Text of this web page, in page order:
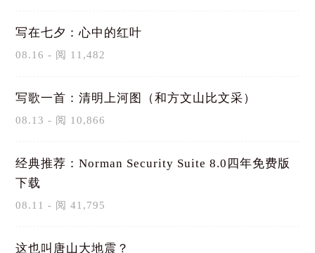
写在七夕：心中的红叶
08.16 - 阅 11,482
写歌一首：清明上河图（和方文山比文采）
08.13 - 阅 10,866
经典推荐：Norman Security Suite 8.0四年免费版
下载
08.11 - 阅 41,795
这也叫唐山大地震？